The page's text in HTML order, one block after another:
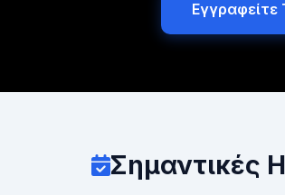
Εγγραφείτε
Σημαντικές